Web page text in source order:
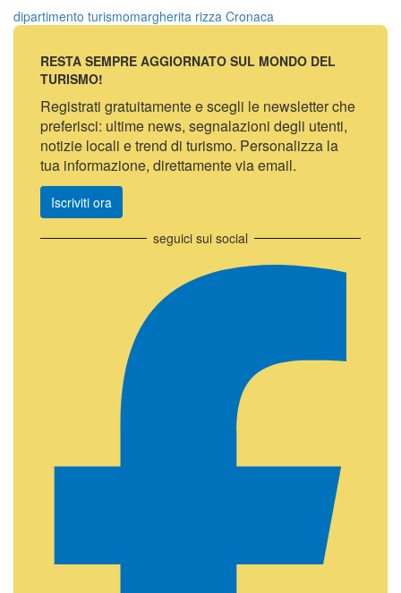
dipartimento turismomargherita rizza Cronaca
RESTA SEMPRE AGGIORNATO SUL MONDO DEL
TURISMO!
Registrati gratuitamente e scegli le newsletter che
preferisci: ultime news, segnalazioni degli utenti,
notizie locali e trend di turismo. Personalizza la
tua informazione, direttamente via email.
Iscriviti ora
seguici sui social